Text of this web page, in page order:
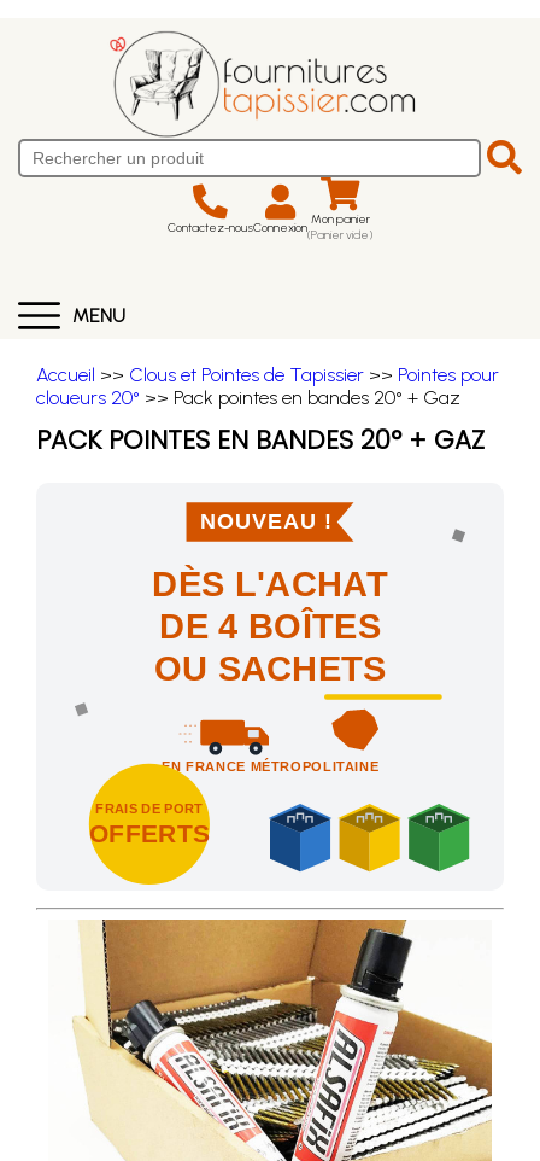
Contactez-nousConnexion Mon panier
(Panier vide)
MENU
Accueil >> Clous et Pointes de Tapissier >> Pointes pour
cloueurs 20° >> Pack pointes en bandes 20° + Gaz
PACK POINTES EN BANDES 20° + GAZ
NOUVEAU !
DÈS L'ACHAT
DE 4 BOÎTES
OU SACHETS
EN FRANCE MÉTROPOLITAINE
FRAIS DE PORT
OFFERTS
Achetez 4 sachets ou boîtes d'agrafes ou de pointes et